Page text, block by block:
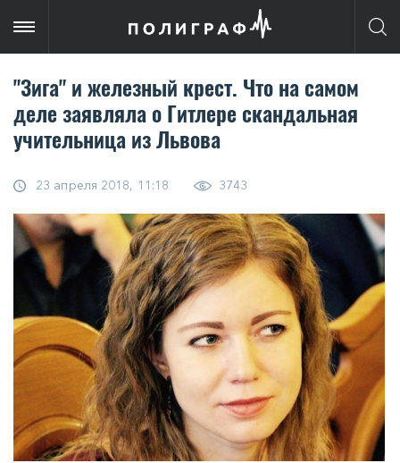
"Зига" и железный крест. Что на самом
деле заявляла о Гитлере скандальная
учительница из Львова
23 апреля 2018, 11:18 3743